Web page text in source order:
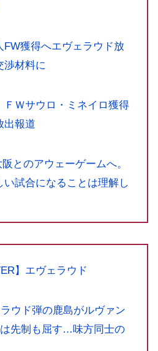
FW獲得へエヴェラウド放
渉材料に
Ｗサウロ・ミネイロ獲得
出報道
阪とのアウェーゲームへ。
い試合になることは理解し
】エヴェラウド
ウド弾の鹿島がルヴァン
先制も屈す…味方同士の